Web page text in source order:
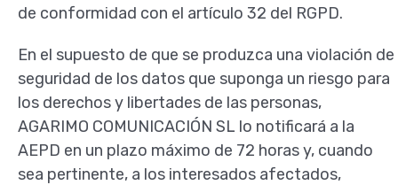
de conformidad con el artículo 32 del RGPD.
En el supuesto de que se produzca una violación de
seguridad de los datos que suponga un riesgo para
los derechos y libertades de las personas,
AGARIMO COMUNICACIÓN SL lo notificará a la
AEPD en un plazo máximo de 72 horas y, cuando
sea pertinente, a los interesados afectados,